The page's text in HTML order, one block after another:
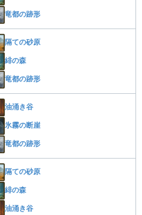
竜都の跡形
隔ての砂原
緋の森
竜都の跡形
油涌き谷
氷霧の断崖
竜都の跡形
隔ての砂原
緋の森
油涌き谷